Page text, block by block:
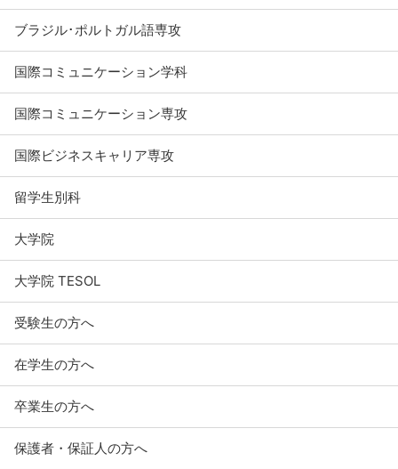
ブラジル･ポルトガル語専攻
国際コミュニケーション学科
国際コミュニケーション専攻
国際ビジネスキャリア専攻
留学生別科
大学院
大学院 TESOL
受験生の方へ
在学生の方へ
卒業生の方へ
保護者・保証人の方へ